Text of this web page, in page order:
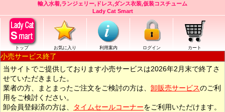
輸入水着,ランジェリー,ドレス,ダンス衣装,仮装コスチューム
Lady Cat Smart
トップ お気に入り 利用案内 ログイン カート
小売サービス終了
当サイトでご提供しております小売サービスは2026年2月末で終了さ
せていただきました。
業者の方、まとまったご注文をご検討の方は、 卸販売サービスのご利
用をご検討ください。
卸会員登録済の方は、
タイムセールコーナーをご利用いただけます。